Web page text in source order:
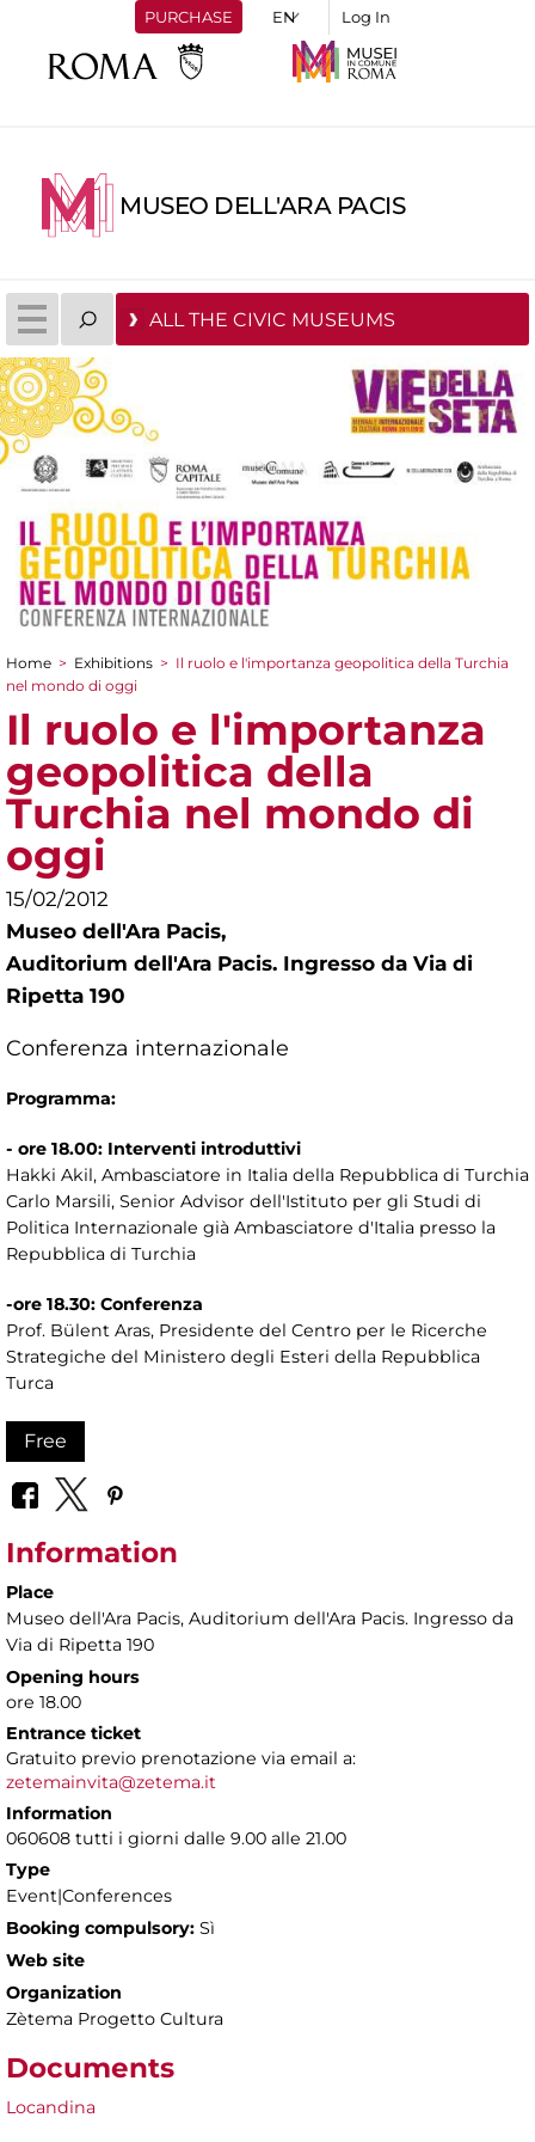
PURCHASE Log In
MUSEO DELL'ARA PACIS
ALL THE CIVIC MUSEUMS
You are here
Home > Exhibitions > Il ruolo e l'importanza geopolitica della Turchia
nel mondo di oggi
Il ruolo e l'importanza
geopolitica della
Turchia nel mondo di
oggi
15/02/2012
Museo dell'Ara Pacis,
Auditorium dell'Ara Pacis. Ingresso da Via di
Ripetta 190
Conferenza internazionale
Programma:
- ore 18.00: Interventi introduttivi
Hakki Akil, Ambasciatore in Italia della Repubblica di Turchia
Carlo Marsili, Senior Advisor dell'Istituto per gli Studi di
Politica Internazionale già Ambasciatore d'Italia presso la
Repubblica di Turchia
-ore 18.30: Conferenza
Prof. Bülent Aras, Presidente del Centro per le Ricerche
Strategiche del Ministero degli Esteri della Repubblica
Turca
Free
Information
Place
Museo dell'Ara Pacis, Auditorium dell'Ara Pacis. Ingresso da
Via di Ripetta 190
Opening hours
ore 18.00
Entrance ticket
Gratuito previo prenotazione via email a:
zetemainvita@zetema.it
Information
060608 tutti i giorni dalle 9.00 alle 21.00
Type
Event|Conferences
Booking compulsory: Sì
Web site
Organization
Zètema Progetto Cultura
Documents
Locandina